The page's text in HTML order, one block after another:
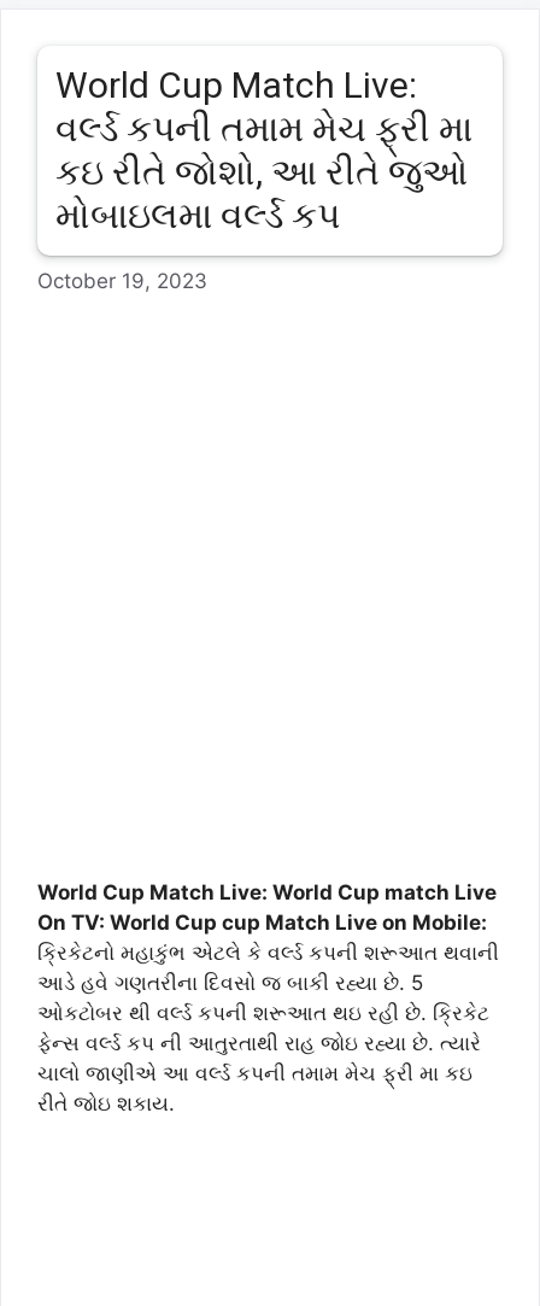
World Cup Match Live:
વર્લ્ડ કપની તમામ મેચ ફ્રી મા
કઇ રીતે જોશો, આ રીતે જુઓ
મોબાઇલમા વર્લ્ડ કપ
October 19, 2023
World Cup Match Live: World Cup match Live
On TV: World Cup cup Match Live on Mobile:
ક્રિકેટનો મહાકુંભ એટલે કે વર્લ્ડ કપની શરૂઆત થવાની
આડે હવે ગણતરીના દિવસો જ બાકી રહ્યા છે. 5
ઓકટોબર થી વર્લ્ડ કપની શરૂઆત થઇ રહી છે. ક્રિકેટ
ફેન્સ વર્લ્ડ કપ ની આતુરતાથી રાહ જોઇ રહ્યા છે. ત્યારે
ચાલો જાણીએ આ વર્લ્ડ કપની તમામ મેચ ફ્રી મા કઇ
રીતે જોઇ શકાય.